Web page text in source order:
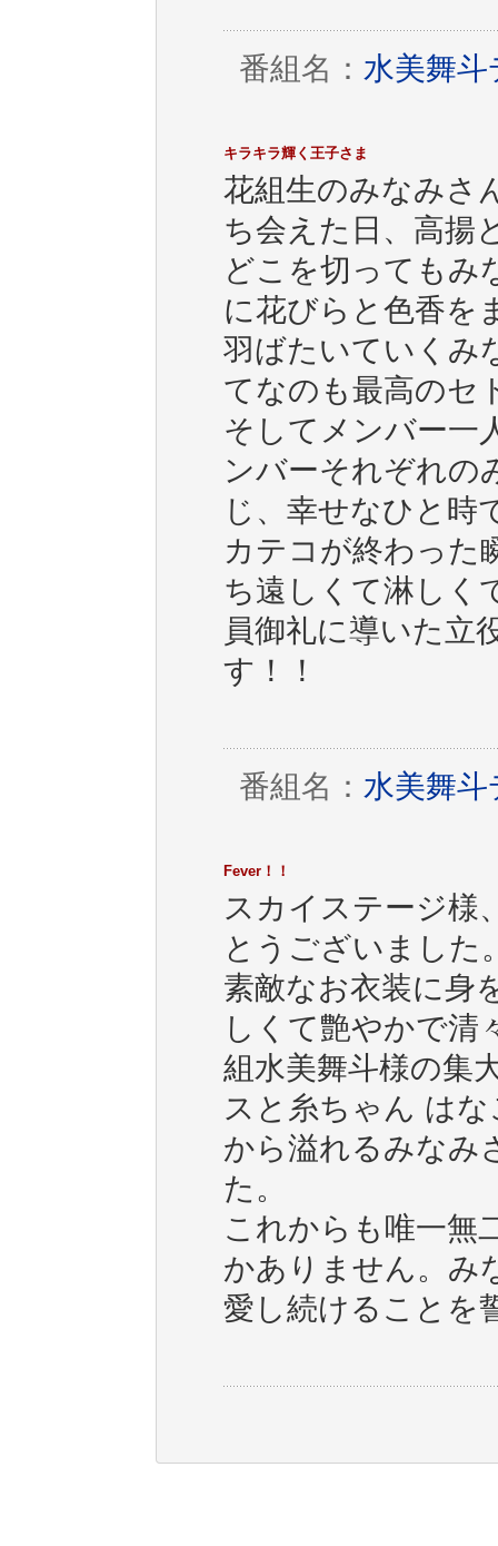
番組名： 水美舞
キラキラ輝く王子さま
花組生のみなみさ
ち会えた日、高揚
どこを切ってもみ
に花びらと色香を
羽ばたいていくみ
てなのも最高のセ
そしてメンバー一
ンバーそれぞれの
じ、幸せなひと時
カテコが終わった
ち遠しくて淋しく
員御礼に導いた立
す！！
番組名： 水美舞
Fever！！
スカイステージ様
とうございました
素敵なお衣装に身
しくて艶やかで
組水美舞斗様の集
スと糸ちゃん は
から溢れるみなみ
た。
これからも唯一無
かありません。み
愛し続けることを